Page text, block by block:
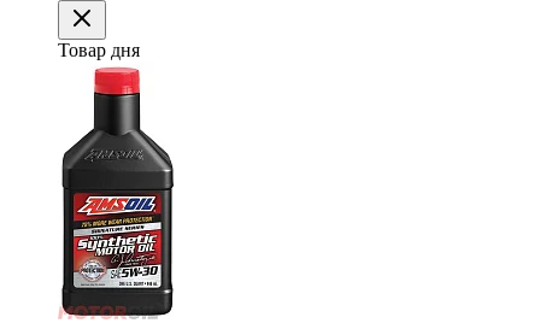
Товар дня